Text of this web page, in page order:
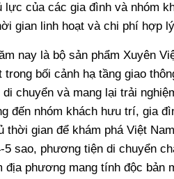
lực của các gia đình và nhóm
gian linh hoạt và chi phí hợp
nay là bộ sản phẩm Xuyên
bối cảnh hạ tầng giao
chuyển và mang lại trải
đến nhóm khách hưu trí, gia
thời gian để khám phá Việt
5 sao, phương tiện di chuyển
địa phương mang tính độc